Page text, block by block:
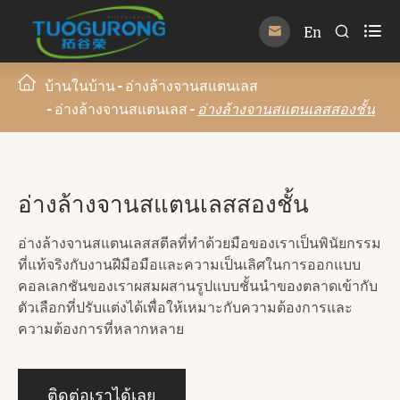
 En  
บ้านในบ้าน
อ่างล้างจานสแตนเลส
อ่างล้างจานสแตนเลส
อ่างล้างจานสแตนเลสสองชั้น
อ่างล้างจานสแตนเลสสองชั้น
อ่างล้างจานสแตนเลสสตีลที่ทำด้วยมือของเราเป็นพินัยกรรม
ที่แท้จริงกับงานฝีมือมือและความเป็นเลิศในการออกแบบ
คอลเลกชันของเราผสมผสานรูปแบบชั้นนำของตลาดเข้ากับ
ตัวเลือกที่ปรับแต่งได้เพื่อให้เหมาะกับความต้องการและ
ความต้องการที่หลากหลาย
ติดต่อเราได้เลย